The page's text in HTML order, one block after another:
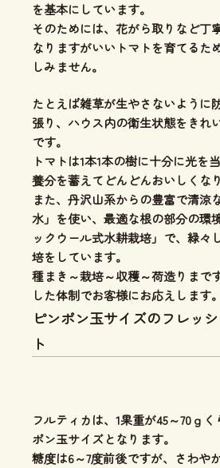
を基本にしています。
そのためには、花がら取りなど丁
なりますがいいトマトを育てるた
しみません。
たとえば雑草が生やさないように
張り、ハウス内の衛生状態をきれ
です。
トマトは1本1本の樹に十分に光を
養分を蓄えてどんどんおいしくな
また、丹沢山系からの豊富で清涼
水」を使い、 最適な根の部分の環
ックウール式水耕栽培」 で、緑々
培をしています。
種まき～栽培～収穫～荷造りまで
した体制でお客様にお応えします。
ピンポン玉サイズのフレッ
ト
フルティカは、1果重が45～70ｇく
ポン玉サイズとなります。
糖度は6～7度前後ですが、さわや